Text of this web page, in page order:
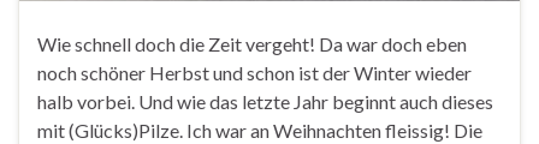
Wie schnell doch die Zeit vergeht! Da war doch eben
noch schöner Herbst und schon ist der Winter wieder
halb vorbei. Und wie das letzte Jahr beginnt auch dieses
mit (Glücks)Pilze. Ich war an Weihnachten fleissig! Die